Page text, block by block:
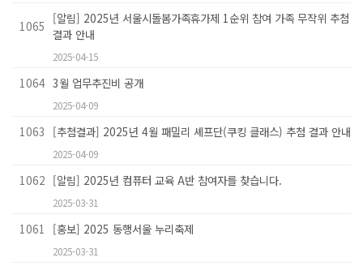
1065 [알림] 2025년 서울시돌봄가족휴가제 1순위 참여 가족 무작위 추첨
결과 안내
2025-04-15
1064 3월 업무추진비 공개
2025-04-09
1063 [추첨결과] 2025년 4월 패밀리 셰프단(쿠킹 클래스) 추첨 결과 안내
2025-04-09
1062 [알림] 2025년 컴퓨터 교육 A반 참여자를 찾습니다.
2025-03-31
1061 [홍보] 2025 동행서울 누리축제
2025-03-31